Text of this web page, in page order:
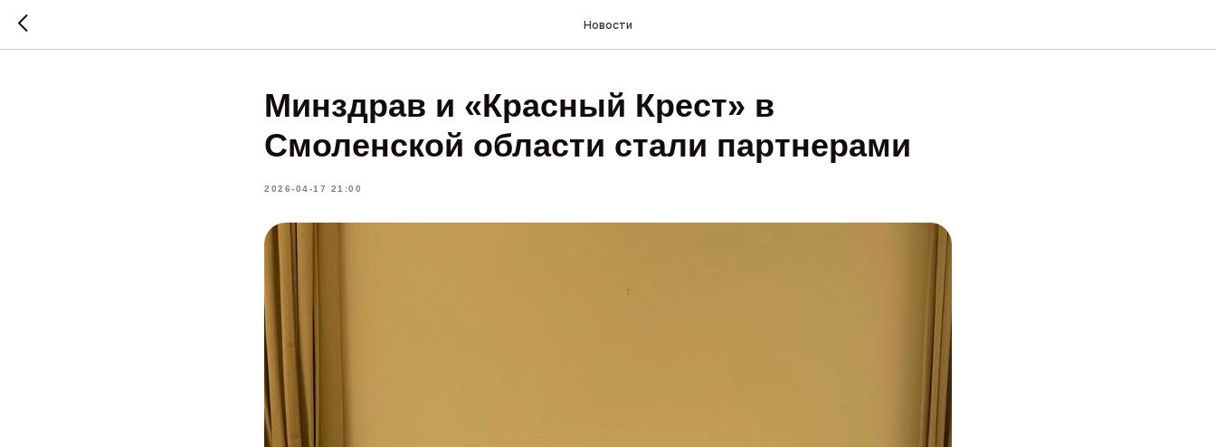
Новости
Минздрав и «Красный Крест» в
Смоленской области стали партнерами
2026-04-17 21:00